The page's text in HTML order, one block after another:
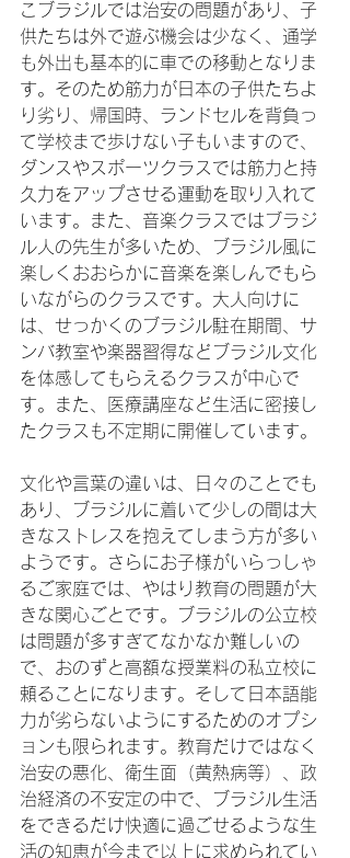
こブラジルでは治安の問題があり、子
供たちは外で遊ぶ機会は少なく、通学
も外出も基本的に車での移動となりま
す。そのため筋力が日本の子供たちよ
り劣り、帰国時、ランドセルを背負っ
て学校まで歩けない子もいますので、
ダンスやスポーツクラスでは筋力と持
久力をアップさせる運動を取り入れて
います。また、音楽クラスではブラジ
ル人の先生が多いため、ブラジル風に
楽しくおおらかに音楽を楽しんでもら
いながらのクラスです。大人向けに
は、せっかくのブラジル駐在期間、サ
ンバ教室や楽器習得などブラジル文化
を体感してもらえるクラスが中心で
す。また、医療講座など生活に密接し
たクラスも不定期に開催しています。
文化や言葉の違いは、日々のことでも
あり、ブラジルに着いて少しの間は大
きなストレスを抱えてしまう方が多い
ようです。さらにお子様がいらっしゃ
るご家庭では、やはり教育の問題が大
きな関心ごとです。ブラジルの公立校
は問題が多すぎてなかなか難しいの
で、おのずと高額な授業料の私立校に
頼ることになります。そして日本語能
力が劣らないようにするためのオプシ
ョンも限られます。教育だけではなく
治安の悪化、衛生面（黄熱病等）、政
治経済の不安定の中で、ブラジル生活
をできるだけ快適に過ごせるような生
活の知恵が今まで以上に求められてい